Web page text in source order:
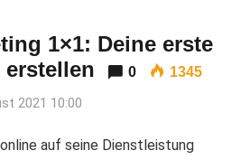
1×1: Deine erste
0 1345
2021 10:00
auf seine Dienstleistung